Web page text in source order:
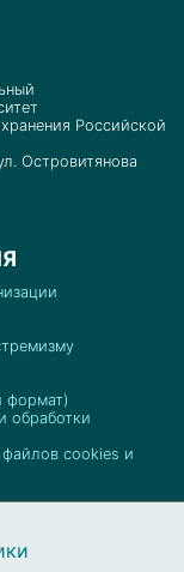
Российской
Островитянова
формат)
обработки
cookies и